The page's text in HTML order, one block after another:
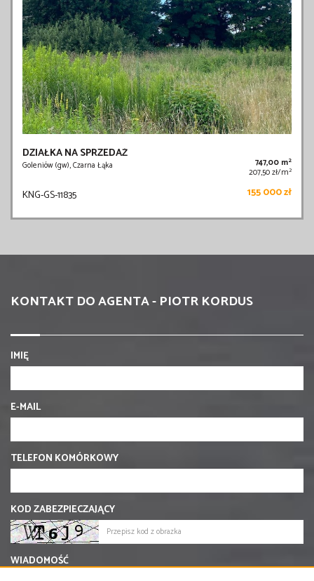
DZIAŁKA NA SPRZEDAŻ
Goleniów (gw), Czarna Łąka 747,00 m2
207,50 zł/m2
KNG-GS-11835 155 000 zł
KONTAKT DO AGENTA - PIOTR KORDUS
IMIĘ
E-MAIL
TELEFON KOMÓRKOWY
KOD ZABEZPIECZAJĄCY
WIADOMOŚĆ